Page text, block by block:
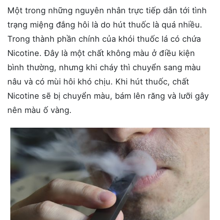
Một trong những nguyên nhân trực tiếp dẫn tới tình
trạng miệng đắng hôi là do hút thuốc là quá nhiều.
Trong thành phần chính của khói thuốc lá có chứa
Nicotine. Đây là một chất không màu ở điều kiện
bình thường, nhưng khi cháy thì chuyển sang màu
nâu và có mùi hôi khó chịu. Khi hút thuốc, chất
Nicotine sẽ bị chuyển màu, bám lên răng và lưỡi gây
nên màu ố vàng.